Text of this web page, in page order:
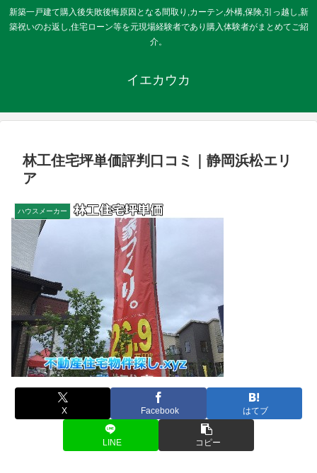
新築一戸建て購入後失敗後悔原因となる間取り,カーテン,外構,保険,引っ越し,新
築祝いのお返し,住宅ローン等を元現場経験者であり購入体験者がまとめてご紹
介。
イエカウカ
林工住宅坪単価評判口コミ｜静岡浜松エリ
ア
ハウスメーカー
X Facebook はてブ
LINE コピー